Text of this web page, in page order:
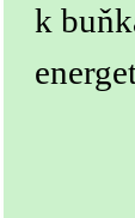
k